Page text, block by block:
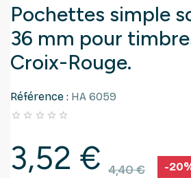
Pochettes simple
36 mm pour
Croix-Rouge.
Référence : HA 6059
    
3,52 € 4,40 € -